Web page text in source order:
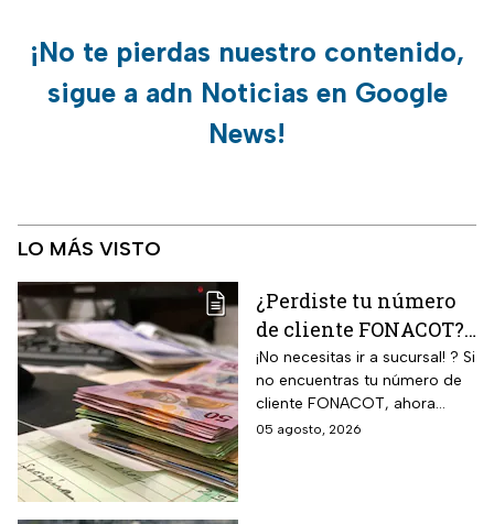
¡No te pierdas nuestro contenido,
sigue a adn Noticias en Google
News!
LO MÁS VISTO
¿Perdiste tu número
de cliente FONACOT?
Así puedes
recuperarlo y
consultar tu crédito
2026
¡No necesitas ir a sucursal! ? Si
no encuentras tu número de
cliente FONACOT, ahora
puedes recuperarlo y
05 agosto, 2026